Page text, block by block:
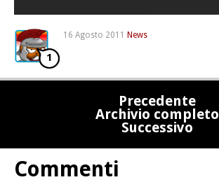
16 Agosto 2011 News
1
Precedente
Archivio completo
Successivo
Commenti